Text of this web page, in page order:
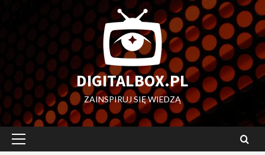
DIGITALBOX.PL
ZAINSPIRUJ SIĘ WIEDZĄ
Menu